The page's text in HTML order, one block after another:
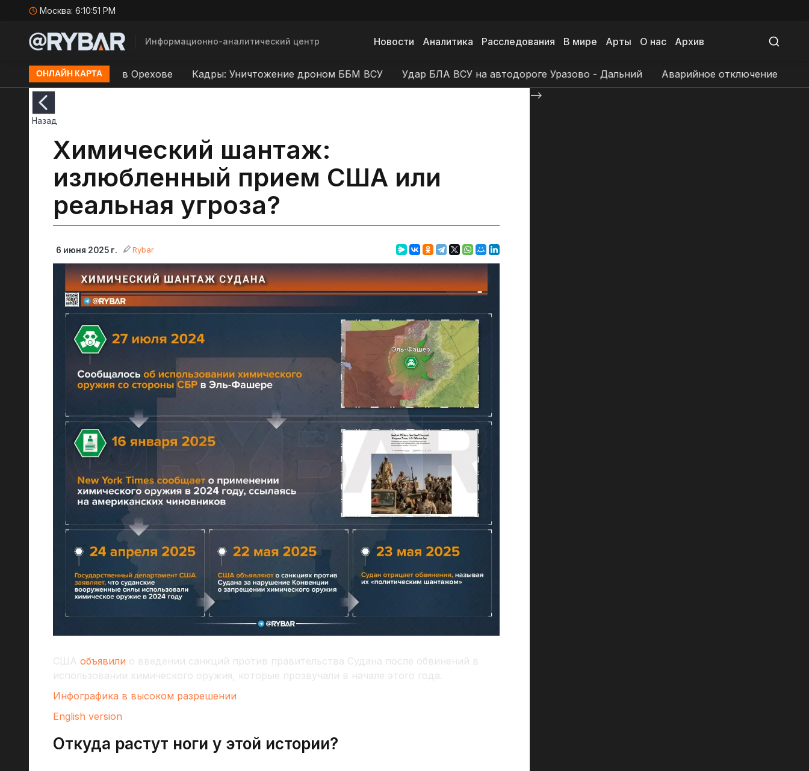
Москва: 6:10:52 PM
Информационно-аналитический центр Новости Аналитика Расследования В мире Арты О нас Архив
ОНЛАЙН КАРТА
по переправе ВСУ в Орехове Кадры: Уничтожение дроном ББМ ВСУ Удар БЛА ВСУ на автодороге Уразово - Дальний Аварийное отключение
Назад
Химический шантаж:
излюбленный прием США или
реальная угроза?
6 июня 2025 г. Rybar
США объявили о введении санкций против правительства Судана после обвинений в
использовании химического оружия, которые прозвучали в начале этого года.
Инфографика в высоком разрешении
English version
Откуда растут ноги у этой истории?
-->